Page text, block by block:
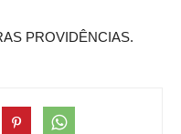
PROVIDÊNCIAS.